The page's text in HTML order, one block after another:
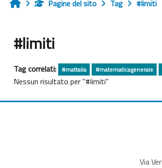
HomePagine del sito Tag #limiti
#limiti
Tag correlati: #mattalia #matematicagenerale
Nessun risultato per "#limiti"
Via